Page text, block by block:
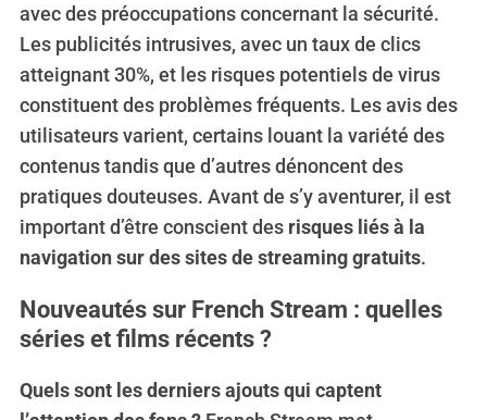
avec des préoccupations concernant la sécurité.
Les publicités intrusives, avec un taux de clics
atteignant 30%, et les risques potentiels de virus
constituent des problèmes fréquents. Les avis des
utilisateurs varient, certains louant la variété des
contenus tandis que d’autres dénoncent des
pratiques douteuses. Avant de s’y aventurer, il est
important d’être conscient des risques liés à la
navigation sur des sites de streaming gratuits.
Nouveautés sur French Stream : quelles
séries et films récents ?
Quels sont les derniers ajouts qui captent